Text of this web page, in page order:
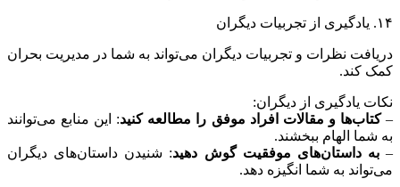
۱۴. یادگیری از تجربیات دیگران
دریافت نظرات و تجربیات دیگران می‌تواند به شما در مدیریت بحران
کمک کند.
نکات یادگیری از دیگران:
–کتاب‌ها و مقالات افراد موفق را مطالعه کنید: این منابع می‌توانند
به شما الهام ببخشند.
–به داستان‌های موفقیت گوش دهید: شنیدن داستان‌های دیگران
می‌تواند به شما انگیزه دهد.